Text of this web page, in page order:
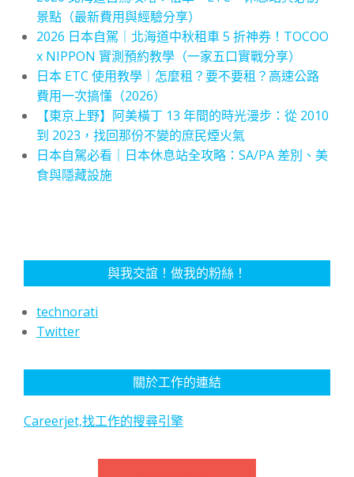
景點（最新費用與經驗分享）
2026 日本自駕｜北海道中秋租車 5 折神券！TOCOO
x NIPPON 實測預約教學（一家五口實戰分享）
日本 ETC 使用教學｜怎麼租？要不要租？高速公路
費用一次搞懂（2026）
【東京上野】阿美橫丁 13 年間的時光漫步：從 2010
到 2023，找回那份不變的庶民煙火氣
日本自駕必看｜日本休息站全攻略：SA/PA 差別、美
食與隱藏設施
與我交誼！做我的粉絲！
technorati
Twitter
關於工作的連結
Careerjet,找工作的搜尋引擎